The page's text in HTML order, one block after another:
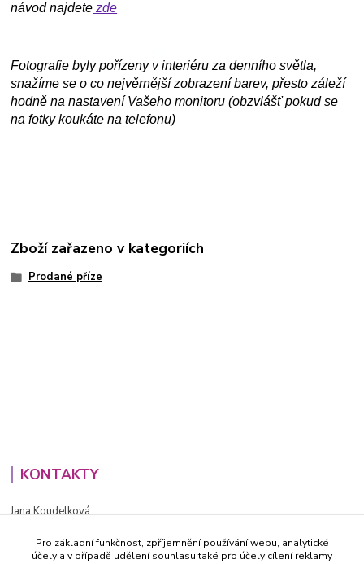
návod najdete zde
Fotografie byly pořízeny v interiéru za denního světla,
snažíme se o co nejvěrnější zobrazení barev, přesto záleží
hodně na nastavení Vašeho monitoru (obzvlášť pokud se
na fotky koukáte na telefonu)
Zboží zařazeno v kategoriích
Prodané příze
KONTAKTY
Jana Koudelková
PO - PÁ (8-16h)
Pro základní funkčnost, zpříjemnění používání webu, analytické
účely a v případě udělení souhlasu také pro účely cílení reklamy